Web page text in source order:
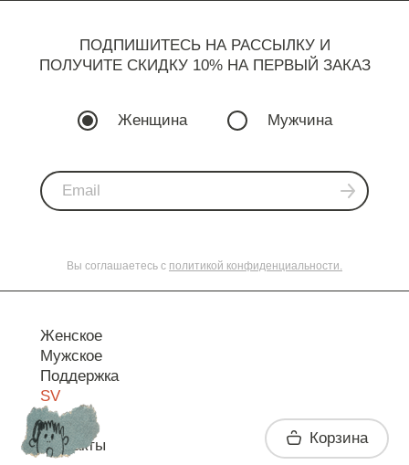
ПОДПИШИТЕСЬ НА РАССЫЛКУ И
ПОЛУЧИТЕ СКИДКУ 10% НА ПЕРВЫЙ ЗАКАЗ
Женщина Мужчина
Вы соглашаетесь с политикой конфиденциальности.
Женское
Мужское
Поддержка
SV
Контакты Корзина